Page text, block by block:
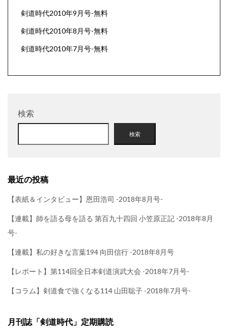
剣道時代2010年9月号-無料
剣道時代2010年8月号-無料
剣道時代2010年7月号-無料
検索
検索
最近の投稿
【表紙＆インタビュー】恩田浩司 -2018年8月号-
【連載】師を語る母を語る 第百九十四回 小笠原正記 -2018年8月
号-
【連載】私の好きな言葉194 向田信行 -2018年8月号
【レポート】第114回全日本剣道演武大会 -2018年7月号-
【コラム】剣道食で強くなる114 山田聡子 -2018年7月号-
月刊誌「剣道時代」定期購読